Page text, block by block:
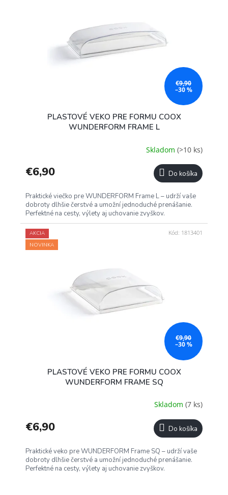
€9,90
–30 %
PLASTOVÉ VEKO PRE FORMU COOX
WUNDERFORM FRAME L
Skladom (>10 ks)
€6,90 Do košíka
Praktické viečko pre WUNDERFORM Frame L – udrží vaše
dobroty dlhšie čerstvé a umožní jednoduché prenášanie.
Perfektné na cesty, výlety aj uchovanie zvyškov.
AKCIA
NOVINKA
€9,90
–30 %
PLASTOVÉ VEKO PRE FORMU COOX
WUNDERFORM FRAME SQ
Skladom (7 ks)
€6,90 Do košíka
Praktické veko pre WUNDERFORM Frame SQ – udrží vaše
dobroty dlhšie čerstvé a umožní jednoduché prenášanie.
Perfektné na cesty, výlety aj uchovanie zvyškov.
Kód: 1813401